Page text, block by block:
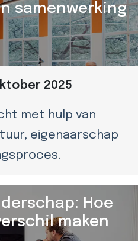
samenwerking
2025
met hulp van
eigenaarschap
Hoe
maken